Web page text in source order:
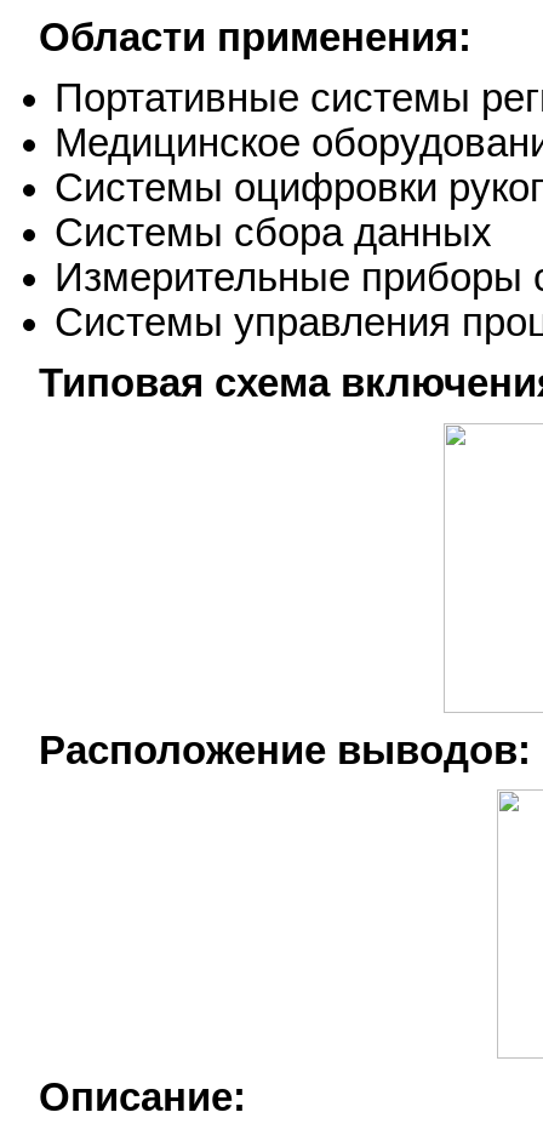
Области применения:
Портативные системы
Медицинское
Системы оцифровки
Системы сбора данных
Измерительные приборы
Системы управления
Типовая схема
Расположение выводов:
Описание: